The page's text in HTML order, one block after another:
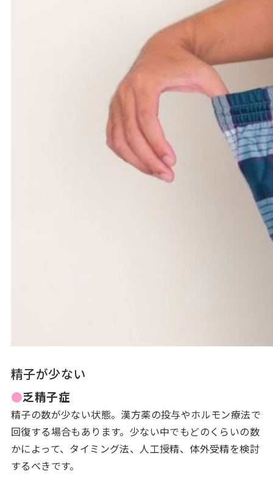
精子が少ない
●乏精子症
精子の数が少ない状態。漢方薬の投与やホルモン療法で
回復する場合もあります。少ない中でもどのくらいの数
かによって、タイミング法、人工授精、体外受精を検討
するべきです。